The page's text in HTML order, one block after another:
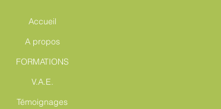
Accueil
A propos
FORMATIONS
V.A.E.
Témoignages